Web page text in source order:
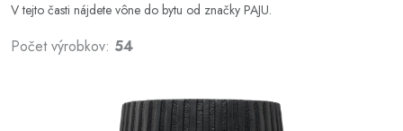
V tejto časti nájdete vône do bytu od značky PAJU.
Počet výrobkov: 54